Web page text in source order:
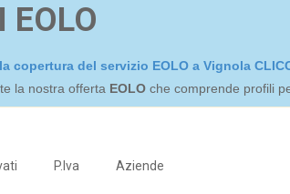
EOLO
copertura del servizio EOLO a Vignola
la nostra offerta EOLO che comprende profili
P.Iva Aziende